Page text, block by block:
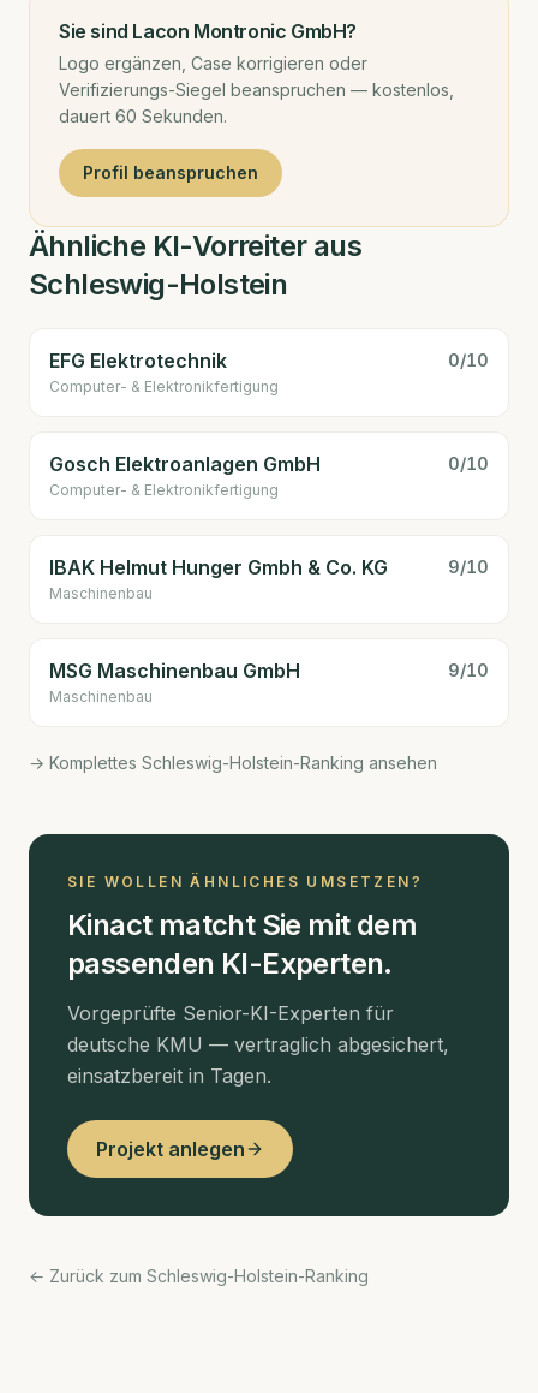
Sie sind Lacon Montronic GmbH?
Logo ergänzen, Case korrigieren oder
Verifizierungs-Siegel beanspruchen — kostenlos,
dauert 60 Sekunden.
Profil beanspruchen
Ähnliche KI-Vorreiter aus
Schleswig-Holstein
EFG Elektrotechnik 0/10
Computer- & Elektronik­fertigung
Gosch Elektroanlagen GmbH 0/10
Computer- & Elektronik­fertigung
IBAK Helmut Hunger Gmbh & Co. KG 9/10
Maschinenbau
MSG Maschinenbau GmbH 9/10
Maschinenbau
→ Komplettes Schleswig-Holstein-Ranking ansehen
SIE WOLLEN ÄHNLICHES UMSETZEN?
Kinact matcht Sie mit dem
passenden KI-Experten.
Vorgeprüfte Senior-KI-Experten für
deutsche KMU — vertraglich abgesichert,
einsatzbereit in Tagen.
Projekt anlegen
← Zurück zum Schleswig-Holstein-Ranking